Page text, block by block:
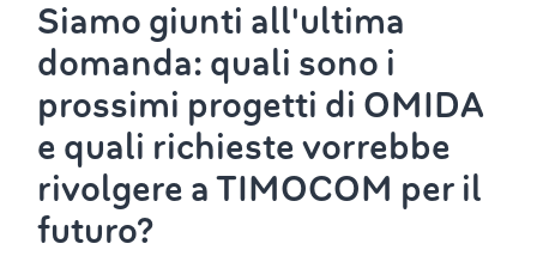
Siamo giunti all'ultima
domanda: quali sono i
prossimi progetti di OMIDA
e quali richieste vorrebbe
rivolgere a TIMOCOM per il
futuro?